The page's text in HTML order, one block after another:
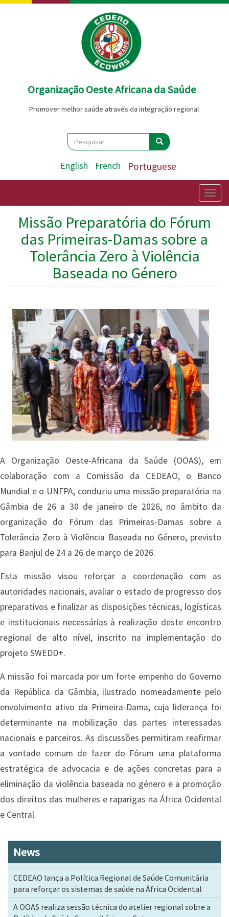
Passar
Organização Oeste Africana da Saúde
Promover melhor saúde através da integração regional
Search
Pesquisar Pesquisar
English French Portuguese
Missão Preparatória do Fórum
das Primeiras-Damas sobre a
Tolerância Zero à Violência
Baseada no Género
A Organização Oeste-Africana da Saúde (OOAS), em
colaboração com a Comissão da CEDEAO, o Banco
Mundial e o UNFPA, conduziu uma missão preparatória na
Gâmbia de 26 a 30 de janeiro de 2026, no âmbito da
organização do Fórum das Primeiras-Damas sobre a
Tolerância Zero à Violência Baseada no Género, previsto
para Banjul de 24 a 26 de março de 2026.
Esta missão visou reforçar a coordenação com as
autoridades nacionais, avaliar o estado de progresso dos
preparativos e finalizar as disposições técnicas, logísticas
e institucionais necessárias à realização deste encontro
regional de alto nível, inscrito na implementação do
projeto SWEDD+.
A missão foi marcada por um forte empenho do Governo
da República da Gâmbia, ilustrado nomeadamente pelo
envolvimento ativo da Primeira-Dama, cuja liderança foi
determinante na mobilização das partes interessadas
nacionais e parceiros. As discussões permitiram reafirmar
a vontade comum de fazer do Fórum uma plataforma
estratégica de advocacia e de ações concretas para a
eliminação da violência baseada no género e a promoção
dos direitos das mulheres e raparigas na África Ocidental
e Central.
News
CEDEAO lança a Política Regional de Saúde Comunitária
para reforçar os sistemas de saúde na África Ocidental
A OOAS realiza sessão técnica do atelier regional sobre a